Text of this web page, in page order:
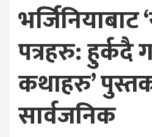
भर्जिनियाबाट
पत्रहरु: हुर्कदै
कथाहरु’
सार्वजनिक